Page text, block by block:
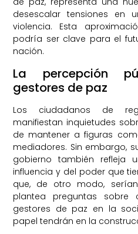
desescalar tensiones
violencia. Esta
podría ser clave para el
nación.
La percepción
gestores de paz
Los ciudadanos de
manifiestan inquietudes
de mantener a figuras
mediadores. Sin embargo,
gobierno también refleja
influencia y del poder que
que, de otro modo,
plantea preguntas
gestores de paz en la
papel tendrán en la